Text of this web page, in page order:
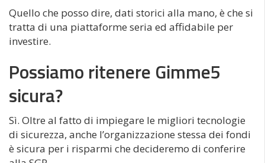
Quello che posso dire, dati storici alla mano, è che si
tratta di una piattaforme seria ed affidabile per
investire.
Possiamo ritenere Gimme5
sicura?
Sì. Oltre al fatto di impiegare le migliori tecnologie
di sicurezza, anche l’organizzazione stessa dei fondi
è sicura per i risparmi che decideremo di conferire